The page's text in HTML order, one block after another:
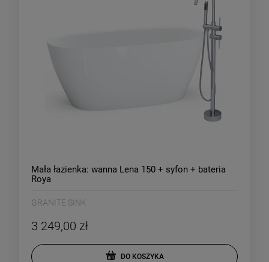
Mała łazienka: wanna Lena 150 + syfon + bateria
Roya
GRANITE SINK
3 249,00 zł
DO KOSZYKA